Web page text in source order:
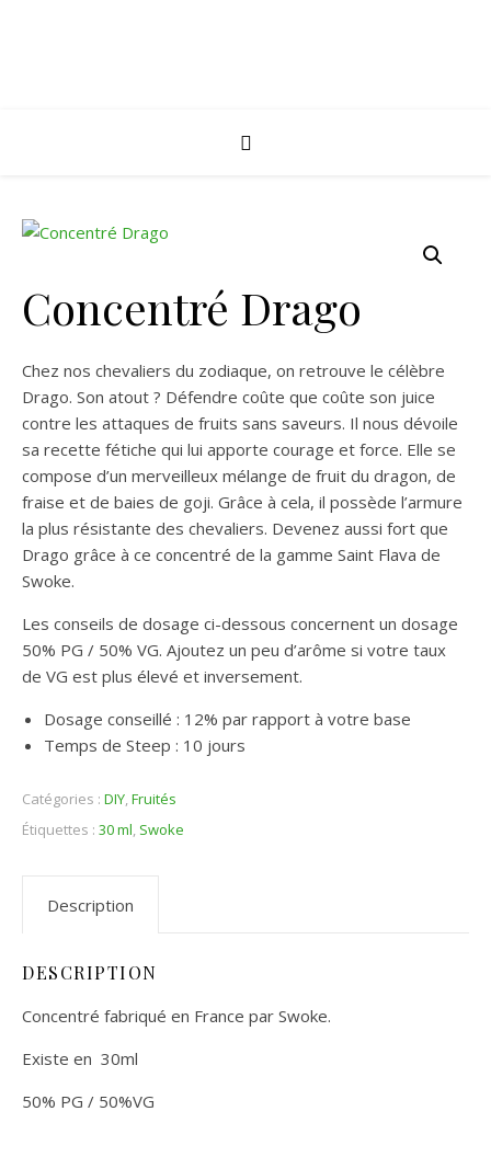
Concentré Drago
Chez nos chevaliers du zodiaque, on retrouve le célèbre
Drago. Son atout ? Défendre coûte que coûte son juice
contre les attaques de fruits sans saveurs. Il nous dévoile
sa recette fétiche qui lui apporte courage et force. Elle se
compose d’un merveilleux mélange de fruit du dragon, de
fraise et de baies de goji. Grâce à cela, il possède l’armure
la plus résistante des chevaliers. Devenez aussi fort que
Drago grâce à ce concentré de la gamme Saint Flava de
Swoke.
Les conseils de dosage ci-dessous concernent un dosage
50% PG / 50% VG. Ajoutez un peu d’arôme si votre taux
de VG est plus élevé et inversement.
Dosage conseillé : 12% par rapport à votre base
Temps de Steep : 10 jours
Catégories : DIY,Fruités
Étiquettes : 30 ml, Swoke
Description
DESCRIPTION
Concentré fabriqué en France par Swoke.
Existe en 30ml
50% PG / 50%VG